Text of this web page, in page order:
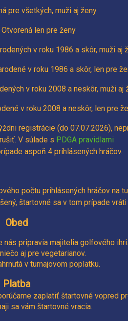
pre všetkých, muži aj ženy
len pre ženy
v roku 1986 a skôr, muži aj
v roku 1986 a skôr, len pre
v roku 2008 a neskôr, muži aj
v roku 2008 a neskôr, len pre
registrácie (do 07.07.2026),
V súlade s PDGA pravidlami
aspoň 4 prihlásených hráčov.
počtu prihlásených hráčov na
štartovné sa v tom prípade vráti
Obed
pripravia majitelia golfového
aj pre vegetarianov.
v turnajovom poplatku.
Platba
zaplatiť štartovné vopred
sa vám štartovné vracia.